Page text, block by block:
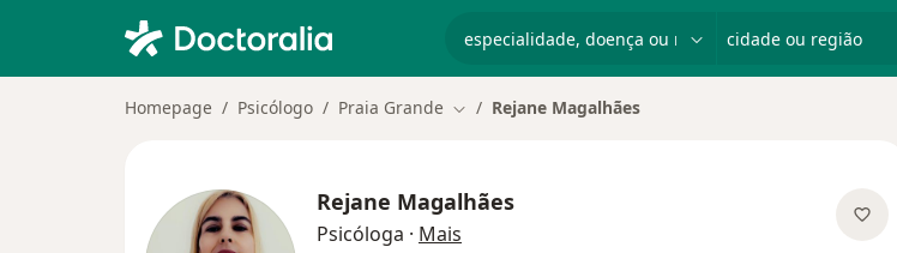
Homepage Psicólogo Praia Grande Mudar de cidade
Rejane Magalhães
Rejane Magalhães
Psicóloga · Mais